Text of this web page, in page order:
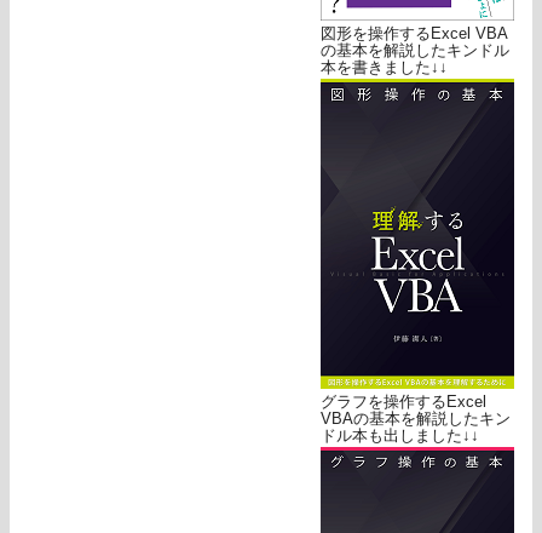
図形を操作するExcel VBA
の基本を解説したキンドル
本を書きました↓↓
グラフを操作するExcel
VBAの基本を解説したキン
ドル本も出しました↓↓